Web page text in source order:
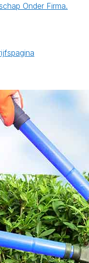
Onder Firma.